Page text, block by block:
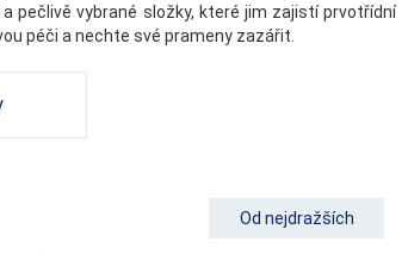
pečlivě vybrané složky, které jim zajistí prvotřídní
péči a nechte své prameny zazářit.
Od nejdražších